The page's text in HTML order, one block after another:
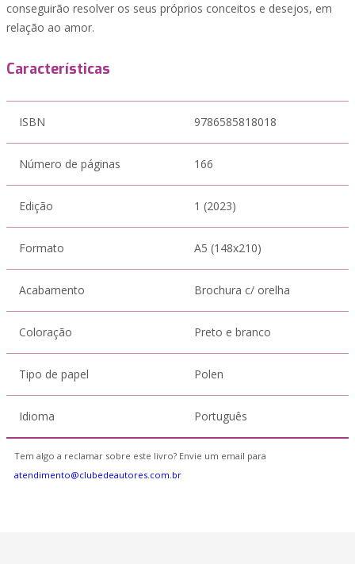
conseguirão resolver os seus próprios conceitos e desejos, em
relação ao amor.
Características
ISBN 9786585818018
Número de páginas 166
Edição 1 (2023)
Formato A5 (148x210)
Acabamento Brochura c/ orelha
Coloração Preto e branco
Tipo de papel Polen
Idioma Português
Tem algo a reclamar sobre este livro? Envie um email para
atendimento@clubedeautores.com.br